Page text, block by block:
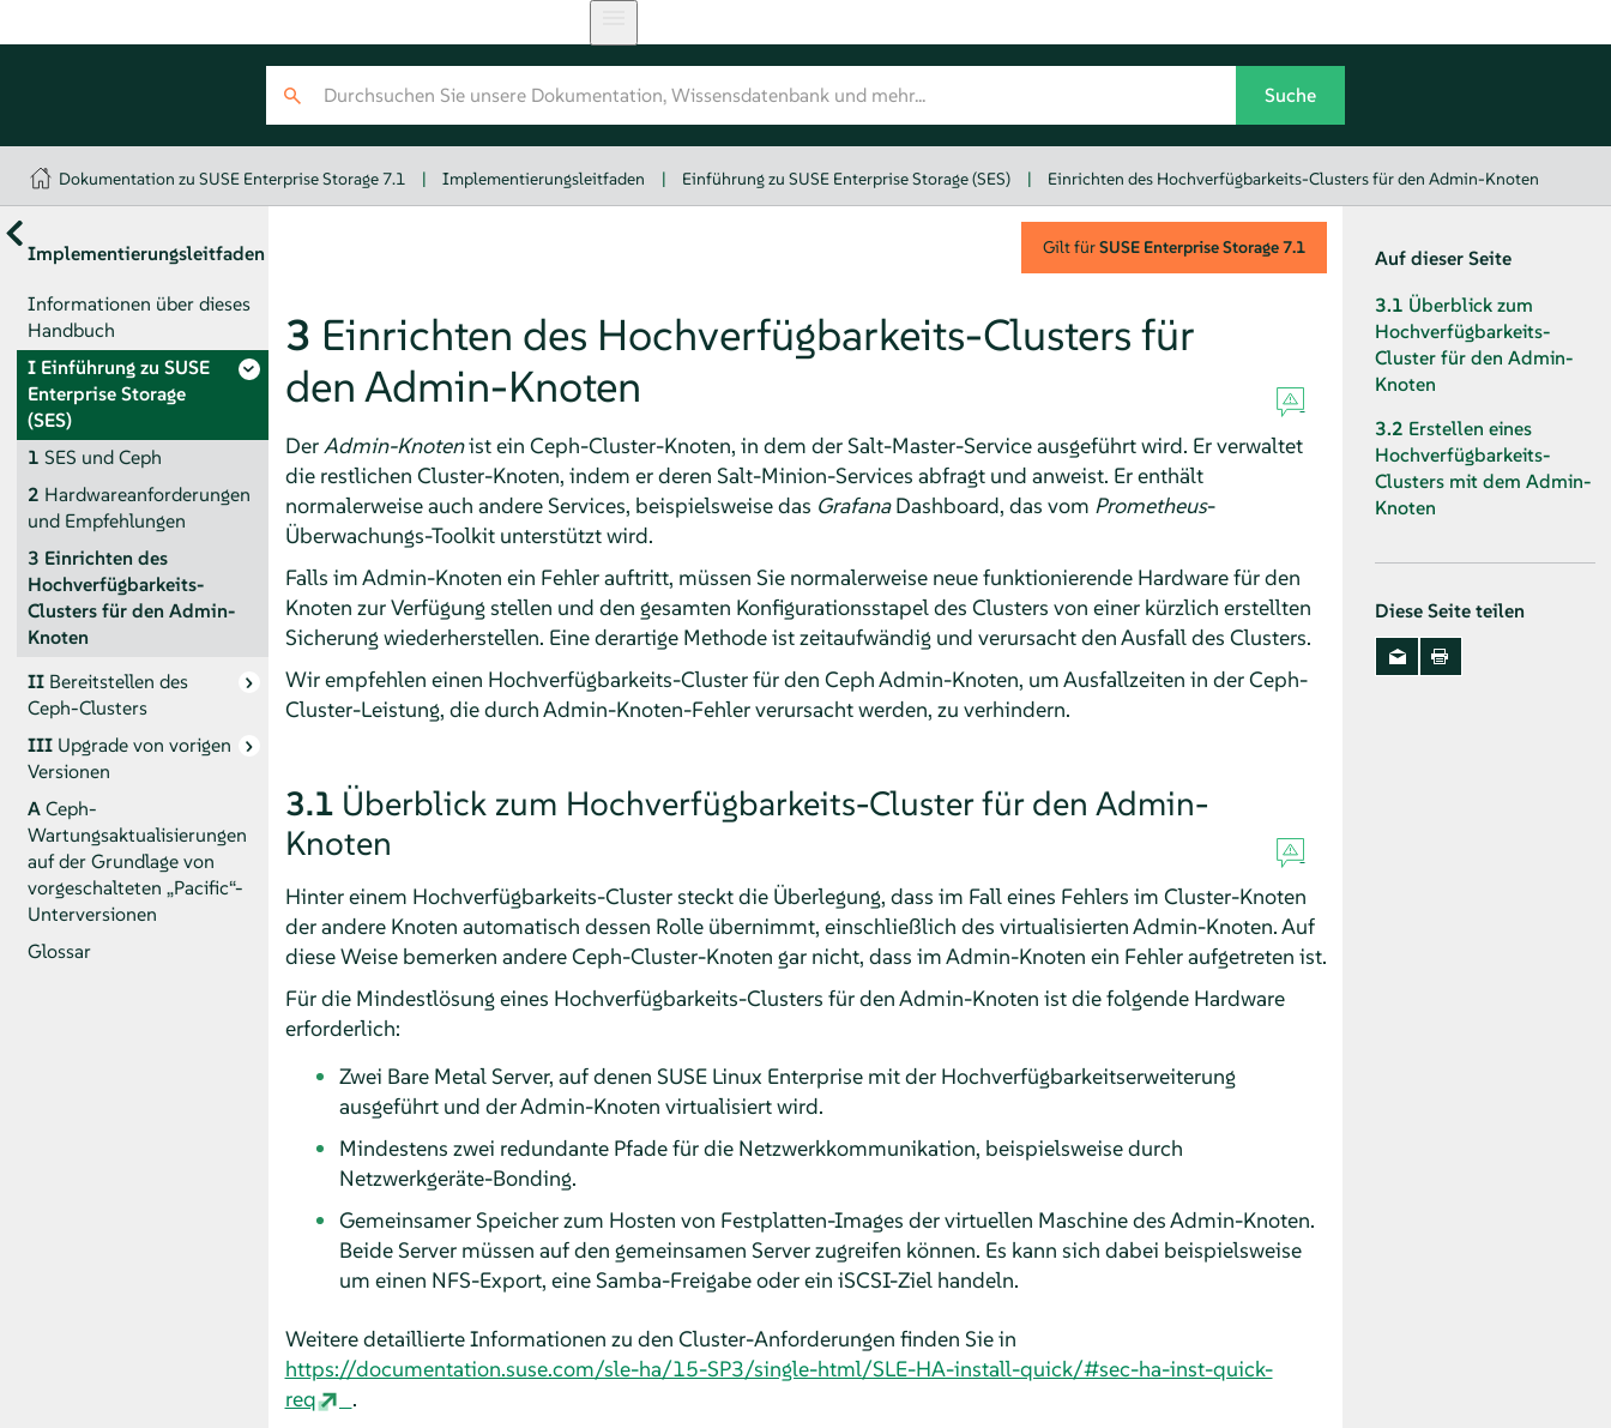
Dokumentation zu SUSE Enterprise Storage 7.1 | Implementierungsleitfaden | Einführung zu SUSE Enterprise Storage (SES) | Einrichten des Hochverfügbarkeits-Clusters für den Admin-Knoten
Implementierungsleitfaden
Informationen über dieses
Handbuch
I Einführung zu SUSE
Enterprise Storage
(SES)
1 SES und Ceph
2 Hardwareanforderungen
und Empfehlungen
3 Einrichten des
Hochverfügbarkeits-
Clusters für den Admin-
Knoten
II Bereitstellen des
Ceph-Clusters
III Upgrade von vorigen
Versionen
ACeph-
Wartungsaktualisierungen
auf der Grundlage von
vorgeschalteten „Pacific“-
Unterversionen
Glossar
Gilt fürSUSE Enterprise Storage7.1
3 Einrichten des Hochverfügbarkeits-Clusters für
den Admin-Knoten
DerAdmin-Knotenist ein Ceph-Cluster-Knoten, in dem der Salt-Master-Service ausgeführt wird. Er verwaltet
die restlichen Cluster-Knoten, indem er deren Salt-Minion-Services abfragt und anweist. Er enthält
normalerweise auch andere Services, beispielsweise das GrafanaDashboard, das vom Prometheus-
Überwachungs-Toolkit unterstützt wird.
Falls im Admin-Knoten ein Fehler auftritt, müssen Sie normalerweise neue funktionierende Hardware für den
Knoten zur Verfügung stellen und den gesamten Konfigurationsstapel des Clusters von einer kürzlich erstellten
Sicherung wiederherstellen. Eine derartige Methode ist zeitaufwändig und verursacht den Ausfall des Clusters.
Wir empfehlen einen Hochverfügbarkeits-Cluster für den Ceph Admin-Knoten, um Ausfallzeiten in der Ceph-
Cluster-Leistung, die durch Admin-Knoten-Fehler verursacht werden, zu verhindern.
3.1 Überblick zum Hochverfügbarkeits-Cluster für den Admin-
Knoten
Hinter einem Hochverfügbarkeits-Cluster steckt die Überlegung, dass im Fall eines Fehlers im Cluster-Knoten
der andere Knoten automatisch dessen Rolle übernimmt, einschließlich des virtualisierten Admin-Knoten. Auf
diese Weise bemerken andere Ceph-Cluster-Knoten gar nicht, dass im Admin-Knoten ein Fehler aufgetreten ist.
Für die Mindestlösung eines Hochverfügbarkeits-Clusters für den Admin-Knoten ist die folgende Hardware
erforderlich:
Zwei Bare Metal Server, auf denen SUSE Linux Enterprise mit der Hochverfügbarkeitserweiterung
ausgeführt und der Admin-Knoten virtualisiert wird.
Mindestens zwei redundante Pfade für die Netzwerkkommunikation, beispielsweise durch
Netzwerkgeräte-Bonding.
Gemeinsamer Speicher zum Hosten von Festplatten-Images der virtuellen Maschine des Admin-Knoten.
Beide Server müssen auf den gemeinsamen Server zugreifen können. Es kann sich dabei beispielsweise
um einen NFS-Export, eine Samba-Freigabe oder ein iSCSI-Ziel handeln.
Weitere detaillierte Informationen zu den Cluster-Anforderungen finden Sie in
https://documentation.suse.com/sle-ha/15-SP3/single-html/SLE-HA-install-quick/#sec-ha-inst-quick-
req
.
Auf dieser Seite
3.1 Überblick zum
Hochverfügbarkeits-
Cluster für den Admin-
Knoten
3.2 Erstellen eines
Hochverfügbarkeits-
Clusters mit dem Admin-
Knoten
Diese Seite teilen